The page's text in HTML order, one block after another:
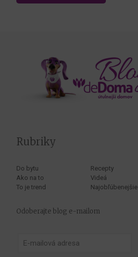
Rubriky
Do bytu
Ako na to
To je trend
Recepty
Videá
Najobľúbenejšie
Odoberajte blog e-mailom